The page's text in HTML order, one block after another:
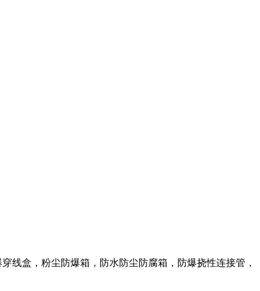
线盒，粉尘防爆箱，防水防尘防腐箱，防爆挠性连接管，